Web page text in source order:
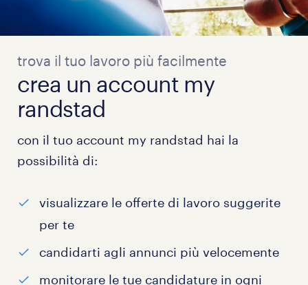
trova il tuo lavoro più facilmente
crea un account my
randstad
con il tuo account my randstad hai la
possibilità di:
visualizzare le offerte di lavoro suggerite
per te
candidarti agli annunci più velocemente
monitorare le tue candidature in ogni